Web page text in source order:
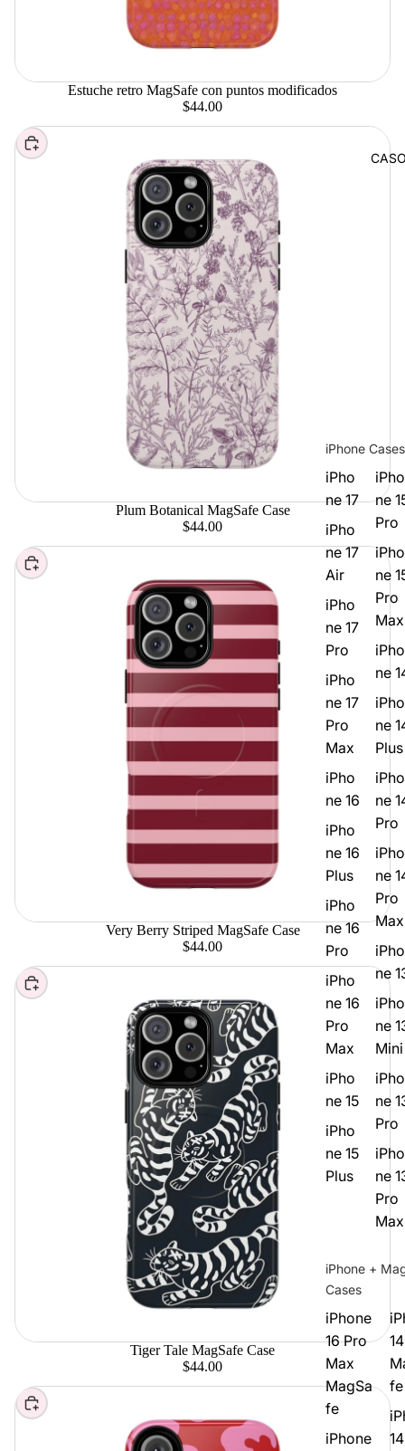
iPhone Cases
iPho
ne 17
iPho
ne 17
Air
iPho
ne 17
Pro
iPho
ne 17
Pro
Max
iPho
ne 16
iPho
ne 16
Plus
iPho
ne 16
Pro
iPho
ne 16
Pro
Max
iPho
ne 15
iPho
ne 15
Plus
iPho
ne
Pro
iPho
ne
Pro
Max
iPho
ne
iPho
ne
Plus
iPho
ne
Pro
iPho
ne
Pro
Max
iPho
ne
iPho
ne
Mini
iPho
ne
Pro
iPho
ne
Pro
Max
iPhone +
Cases
iPhone
16 Pro
Max
MagSa
fe
iPhone
fe
14
Estuche retro MagSafe con puntos modificados
$44.00
Elegir
Plum Botanical MagSafe Case
$44.00
Elegir
Very Berry Striped MagSafe Case
$44.00
Elegir
Tiger Tale MagSafe Case
$44.00
Elegir